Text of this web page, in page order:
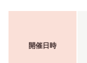
開催日時